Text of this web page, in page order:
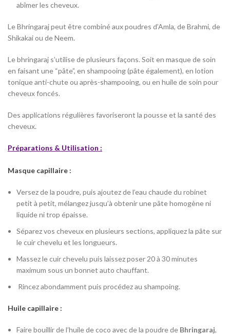
abîmer les cheveux.
Le Bhringaraj peut être combiné aux poudres d’Amla, de Brahmi, de
Shikakai ou de Neem.
Le bhringaraj s’utilise de plusieurs façons. Soit en masque de soin
en faisant une “pâte”, en shampooing (pâte également), en lotion
tonique anti-chute ou après-shampooing, ou en huile de soin pour
cheveux foncés.
Des applications régulières favoriseront la pousse et la santé des
cheveux.
Préparations & Utilisation :
Masque capillaire :
Versez de la poudre, puis ajoutez de l’eau chaude du robinet
petit à petit, mélangez jusqu’à obtenir une pâte homogène ni
liquide ni trop épaisse.
Séparez vos cheveux en plusieurs sections, appliquez la pâte sur
le cuir chevelu et les longueurs.
Massez le cuir chevelu puis laissez poser 20 à 30 minutes
maximum sous un bonnet auto chauffant.
Rincez abondamment puis procédez au shampoing.
Huile capillaire :
Faire bouillir de l’huile de coco avec de la poudre de Bhringaraj,